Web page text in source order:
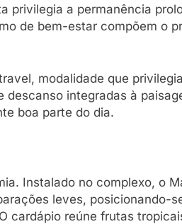
privilegia a permanência
de bem-estar compõem o
modalidade que
descanso integradas à
boa parte do dia.
Instalado no complexo, o
leves, posicionando-
cardápio reúne frutas